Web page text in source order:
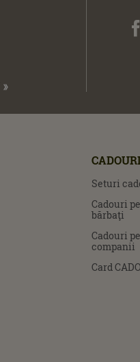
CADOURI
Seturi
Cadouri
bărbaţi
Cadouri
companii
Card